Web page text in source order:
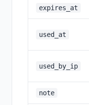
expires_at
used_at
used_by_ip
note